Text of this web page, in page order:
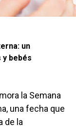
un
y bebés
la Semana
una fecha que
de la